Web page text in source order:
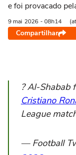
e foi provacado
9 mai 2026 - 08h14
Compartilhar
? Al-Shabab
Cristiano
League
— Football